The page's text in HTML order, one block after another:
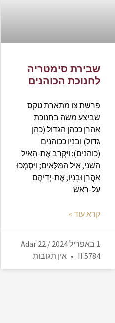
שבירת סימטריה
לחנוכת הכוהנים
פרשת צו מתארת טקס
שביצע משה בחנוכת
אהרן ככהן הגדול (כהן
גדול) ובניו ככוהנים
(כוהנים): וַיַּקְרֵב אֶת-הָאַיִל
הַשֵּׁנִי, אֵיל הַמִּלֻּאִים; וַיִּסְמְכוּ
אַהֲרֹן וּבָנָיו, אֶת-יְדֵיהֶם
עַל-רֹאשׁ
קרא עוד »
1 באפריל 2024 / 22 Adar
II 5784
אין תגובות